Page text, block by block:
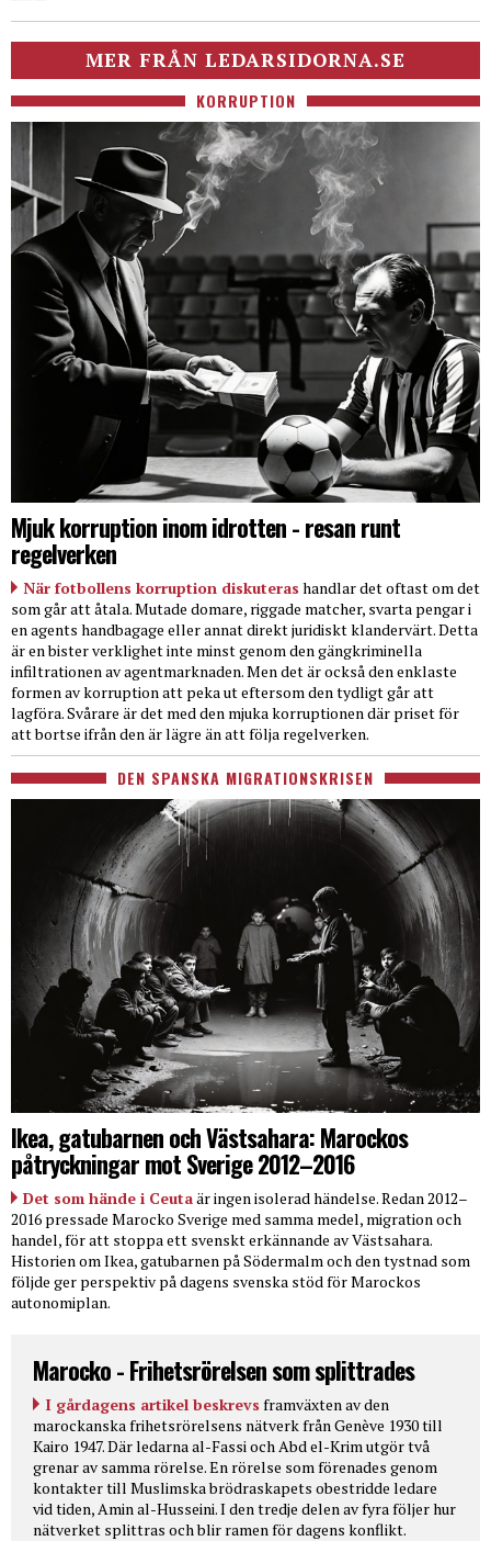
MER FRÅN LEDARSIDORNA.SE
KORRUPTION
Mjuk korruption inom idrotten - resan runt
regelverken
När fotbollens korruption diskuteras handlar det oftast om det
som går att åtala. Mutade domare, riggade matcher, svarta pengar i
en agents handbagage eller annat direkt juridiskt klandervärt. Detta
är en bister verklighet inte minst genom den gängkriminella
infiltrationen av agentmarknaden. Men det är också den enklaste
formen av korruption att peka ut eftersom den tydligt går att
lagföra. Svårare är det med den mjuka korruptionen där priset för
att bortse ifrån den är lägre än att följa regelverken.
DEN SPANSKA MIGRATIONSKRISEN
Ikea, gatubarnen och Västsahara: Marockos
påtryckningar mot Sverige 2012–2016
Det som hände i Ceutaär ingen isolerad händelse. Redan 2012–
2016 pressade Marocko Sverige med samma medel, migration och
handel, för att stoppa ett svenskt erkännande av Västsahara.
Historien om Ikea, gatubarnen på Södermalm och den tystnad som
följde ger perspektiv på dagens svenska stöd för Marockos
autonomiplan.
Marocko - Frihetsrörelsen som splittrades
I gårdagens artikel beskrevs framväxten av den
marockanska frihetsrörelsens nätverk från Genève 1930 till
Kairo 1947. Där ledarna al-Fassi och Abd el-Krim utgör två
grenar av samma rörelse. En rörelse som förenades genom
kontakter till Muslimska brödraskapets obestridde ledare
vid tiden, Amin al-Husseini. I den tredje delen av fyra följer hur
nätverket splittras och blir ramen för dagens konflikt.